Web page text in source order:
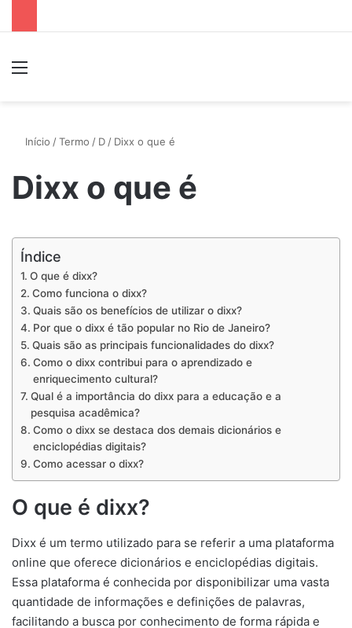
Início /Termo / D / Dixx o que é
Dixx o que é
Índice
O que é dixx?
Como funciona o dixx?
Quais são os benefícios de utilizar o dixx?
Por que o dixx é tão popular no Rio de Janeiro?
Quais são as principais funcionalidades do dixx?
Como o dixx contribui para o aprendizado e
enriquecimento cultural?
Qual é a importância do dixx para a educação e a
pesquisa acadêmica?
Como o dixx se destaca dos demais dicionários e
enciclopédias digitais?
Como acessar o dixx?
O que é dixx?
Dixx é um termo utilizado para se referir a uma plataforma
online que oferece dicionários e enciclopédias digitais.
Essa plataforma é conhecida por disponibilizar uma vasta
quantidade de informações e definições de palavras,
facilitando a busca por conhecimento de forma rápida e